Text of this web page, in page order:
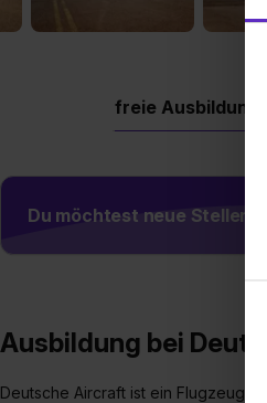
freie
Du möchtest neue Stellen
Ausbildung bei
Deutsche Aircraft ist ein